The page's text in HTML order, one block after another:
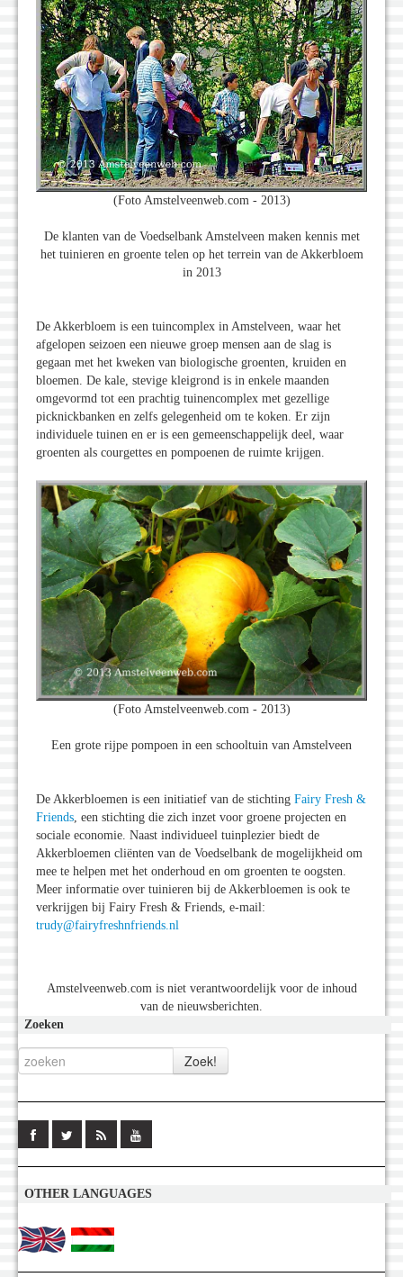
(Foto Amstelveenweb.com - 2013)
De klanten van de Voedselbank Amstelveen maken kennis met
het tuinieren en groente telen op het terrein van de Akkerbloem
in 2013
De Akkerbloem is een tuincomplex in Amstelveen, waar het
afgelopen seizoen een nieuwe groep mensen aan de slag is
gegaan met het kweken van biologische groenten, kruiden en
bloemen. De kale, stevige kleigrond is in enkele maanden
omgevormd tot een prachtig tuinencomplex met gezellige
picknickbanken en zelfs gelegenheid om te koken. Er zijn
individuele tuinen en er is een gemeenschappelijk deel, waar
groenten als courgettes en pompoenen de ruimte krijgen.
(Foto Amstelveenweb.com - 2013)
Een grote rijpe pompoen in een schooltuin van Amstelveen
De Akkerbloemen is een initiatief van de stichting Fairy Fresh &
Friends, een stichting die zich inzet voor groene projecten en
sociale economie. Naast individueel tuinplezier biedt de
Akkerbloemen cliënten van de Voedselbank de mogelijkheid om
mee te helpen met het onderhoud en om groenten te oogsten.
Meer informatie over tuinieren bij de Akkerbloemen is ook te
verkrijgen bij Fairy Fresh & Friends, e-mail:
trudy@fairyfreshnfriends.nl
Amstelveenweb.com is niet verantwoordelijk voor de inhoud
van de nieuwsberichten.
Zoeken
OTHER LANGUAGES